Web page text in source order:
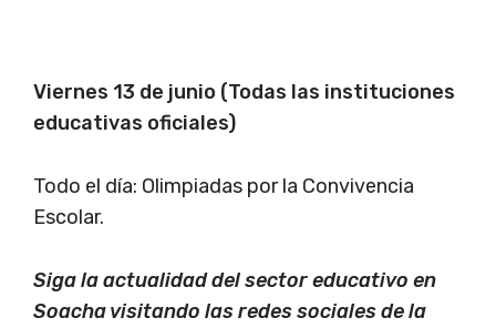
Viernes 13 de junio (Todas las instituciones
educativas oficiales)
Todo el día: Olimpiadas por la Convivencia
Escolar.
Siga la actualidad del sector educativo en
Soacha visitando las redes sociales de la